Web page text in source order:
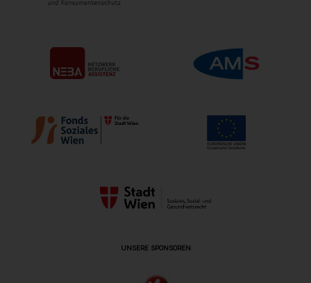
UNSERE SPONSOREN